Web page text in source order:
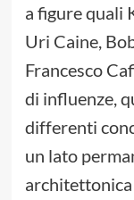
a figure quali
Uri Caine,
Francesco
di influenze,
differenti
un lato
architettonica